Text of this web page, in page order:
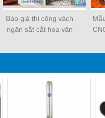
Báo giá thi công vách
ngăn sắt cắt hoa văn
thự, nhà phố 2021